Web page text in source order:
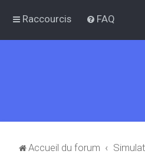
Raccourcis FAQ
Accueil du forum